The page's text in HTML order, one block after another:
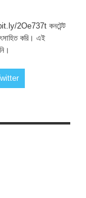
2Oe737t কনটেন্ট
করি। এই